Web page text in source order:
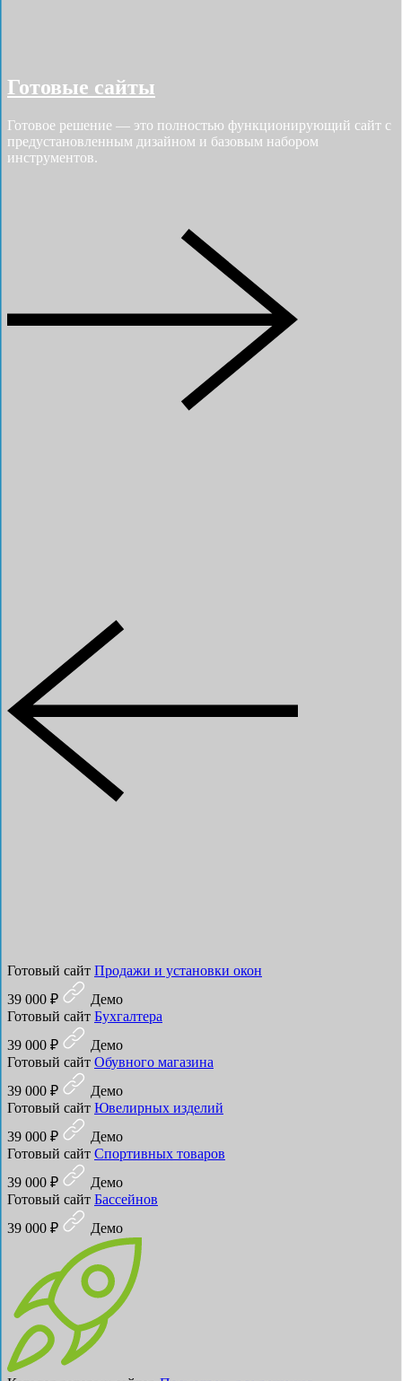
Готовые сайты
Готовое решение — это полностью функционирующий сайт с
предустановленным дизайном и базовым набором
инструментов.
Готовый сайт Продажи и установки окон
39 000 ₽
Демо
Готовый сайт Бухгалтера
39 000 ₽
Демо
Готовый сайт Обувного магазина
39 000 ₽
Демо
Готовый сайт Ювелирных изделий
39 000 ₽
Демо
Готовый сайт Спортивных товаров
39 000 ₽
Демо
Готовый сайт Бассейнов
39 000 ₽
Демо